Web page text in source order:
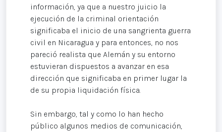
información, ya que a nuestro juicio la
ejecución de la criminal orientación
significaba el inicio de una sangrienta guerra
civil en Nicaragua y para entonces, no nos
pareció realista que Alemán y su entorno
estuvieran dispuestos a avanzar en esa
dirección que significaba en primer lugar la
de su propia liquidación física.
Sin embargo, tal y como lo han hecho
público algunos medios de comunicación,